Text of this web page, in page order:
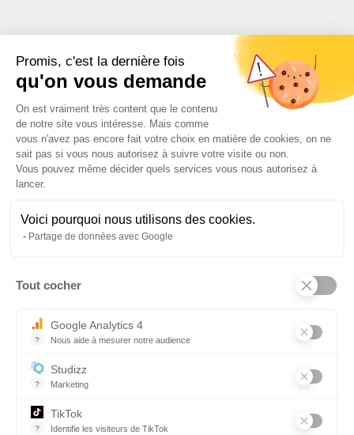
Promis, c'est la dernière fois
qu'on vous demande
Plateforme de Gestion du
On est vraiment très content que le contenu
de notre site vous intéresse. Mais comme
vous n'avez pas encore fait votre choix en matière de cookies, on ne
sait pas si vous nous autorisez à suivre votre visite ou non.
Vous pouvez même décider quels services vous nous autorisez à
lancer.
Voici pourquoi nous utilisons des cookies.
Partage de données avec Google
Tout cocher
?
Google Analytics 4
Nous aide à mesurer notre audience
?
Studizz
Marketing
?
TikTok
Identifie les visiteurs de TikTok
BTS MCO OU BAC PRO COMMERCE À CHAUMONT
? VIENS ÉCHANGER AVEC NOS APPRENTIS